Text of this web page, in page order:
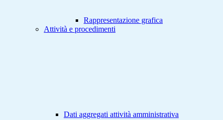
Rappresentazione grafica
Attività e procedimenti
Dati aggregati attività amministrativa